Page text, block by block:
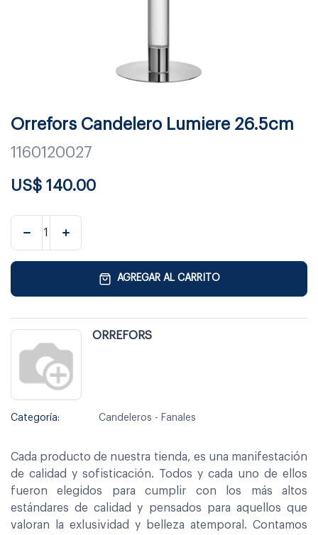
Orrefors Candelero Lumiere 26.5cm
1160120027
US$ 140.00
AGREGAR AL CARRITO
ORREFORS
Categoría: Candeleros - Fanales
Cada producto de nuestra tienda, es una manifestación
de calidad y sofisticación. Todos y cada uno de ellos
fueron elegidos para cumplir con los más altos
estándares de calidad y pensados para aquellos que
valoran la exlusividad y belleza atemporal. Contamos